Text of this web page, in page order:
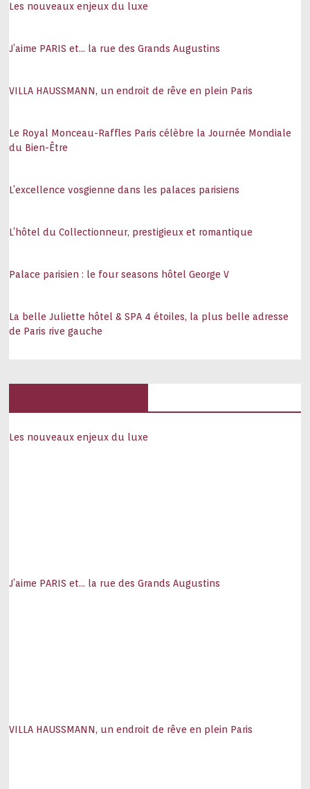
Les nouveaux enjeux du luxe
J’aime PARIS et… la rue des Grands Augustins
VILLA HAUSSMANN, un endroit de rêve en plein Paris
Le Royal Monceau-Raffles Paris célèbre la Journée Mondiale
du Bien-Être
L’excellence vosgienne dans les palaces parisiens
L’hôtel du Collectionneur, prestigieux et romantique
Palace parisien : le four seasons hôtel George V
La belle Juliette hôtel & SPA 4 étoiles, la plus belle adresse
de Paris rive gauche
Les nouveaux enjeux du luxe
J’aime PARIS et… la rue des Grands Augustins
VILLA HAUSSMANN, un endroit de rêve en plein Paris